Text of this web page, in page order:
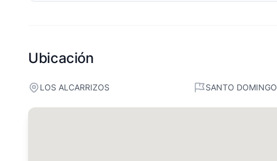
Ubicación
LOS ALCARRIZOS SANTO DOMINGO